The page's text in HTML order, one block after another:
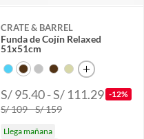
CRATE & BARREL
Funda de Cojín Relaxed
51x51cm
S/ 95.40 - S/ 111.29 -12%
S/ 109 - S/ 159
Llega mañana